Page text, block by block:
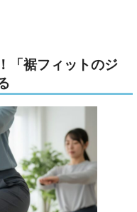
「裾フィットのジ